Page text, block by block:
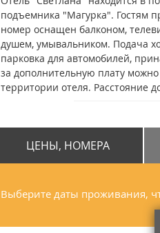
подъемника "Магурка". Гостям
номер оснащен балконом,
душем, умывальником. Подача
парковка для автомобилей,
за дополнительную плату
территории отеля. Расстояние
железнодорожного вокзала в
ЦЕНЫ, НОМЕРА
Выберите даты проживания,